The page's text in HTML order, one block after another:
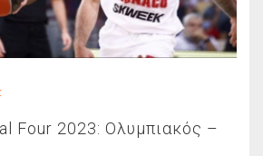
Four 2023: Ολυμπιακός –